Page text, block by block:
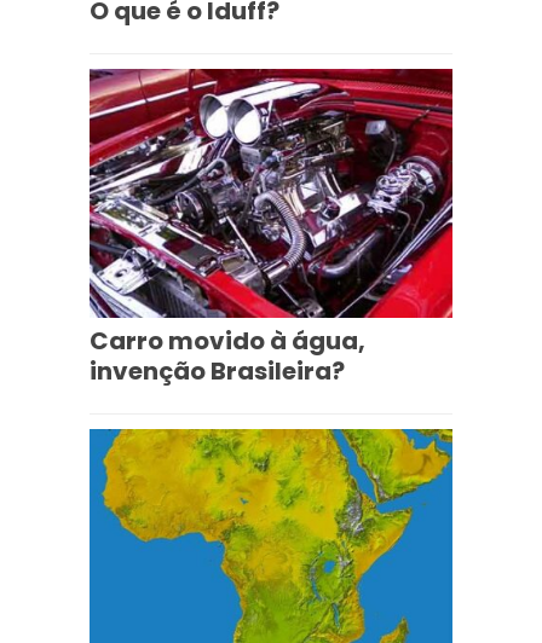
O que é o Iduff?
Carro movido à água,
invenção Brasileira?